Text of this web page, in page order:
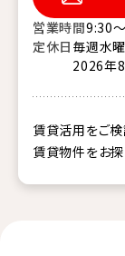
営業時間9:30
定休日 毎週水
2026年
賃貸活用をご
賃貸物件をお